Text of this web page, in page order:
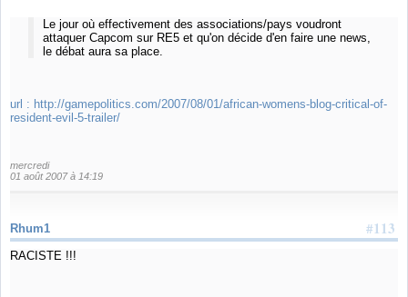
Le jour où effectivement des associations/pays voudront
attaquer Capcom sur RE5 et qu'on décide d'en faire une news,
le débat aura sa place.
url : http://gamepolitics.com/2007/08/01/african-womens-blog-critical-of-
resident-evil-5-trailer/
mercredi
01 août 2007 à 14:19
#113
Rhum1
RACISTE !!!